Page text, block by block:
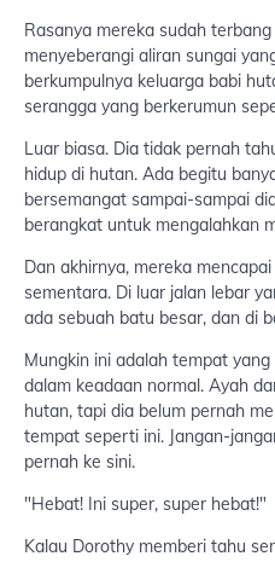
Rasanya mereka sudah
menyeberangi aliran sungai
berkumpulnya keluarga babi
serangga yang berkerumun
Luar biasa. Dia tidak pernah
hidup di hutan. Ada begitu
bersemangat sampai-sampai
berangkat untuk mengalahkan
Dan akhirnya, mereka
sementara. Di luar jalan lebar
ada sebuah batu besar, dan di
Mungkin ini adalah tempat
dalam keadaan normal. Ayah
hutan, tapi dia belum pernah
tempat seperti ini. Jangan-
pernah ke sini.
"Hebat! Ini super, super hebat!"
Kalau Dorothy memberi tahu